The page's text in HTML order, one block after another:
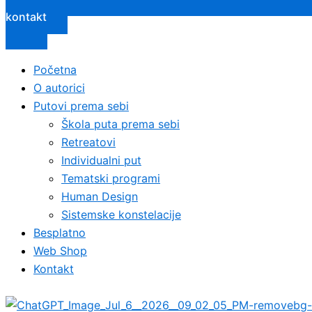
kontakt
Početna
O autorici
Putovi prema sebi
Škola puta prema sebi
Retreatovi
Individualni put
Tematski programi
Human Design
Sistemske konstelacije
Besplatno
Web Shop
Kontakt